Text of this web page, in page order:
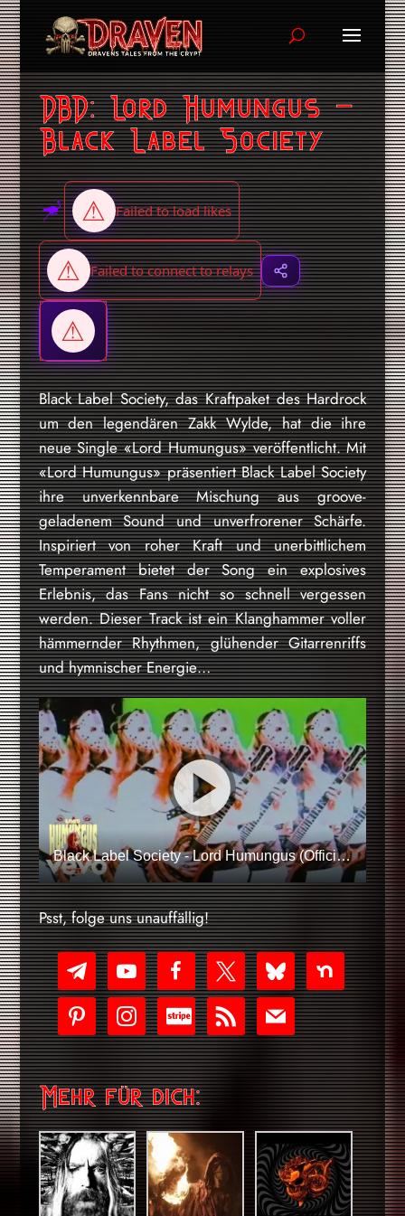
DBD: Lord Humungus –
Black Label Society
Black Label Society, das Kraftpaket des Hardrock
um den legendären Zakk Wylde, hat die ihre
neue Single «Lord Humungus» veröffentlicht. Mit
«Lord Humungus» präsentiert Black Label Society
ihre unverkennbare Mischung aus groove-
geladenem Sound und unverfrorener Schärfe.
Inspiriert von roher Kraft und unerbittlichem
Temperament bietet der Song ein explosives
Erlebnis, das Fans nicht so schnell vergessen
werden. Dieser Track ist ein Klanghammer voller
hämmernder Rhythmen, glühender Gitarrenriffs
und hymnischer Energie…
Black Label Society - Lord Humungus (Official Music Video)
Psst, folge uns unauffällig!
telegramyoutube-
play
facebookx blueskynextdoor
pinterestinstagram
cc-
stripe
rss mail
Mehr für dich: